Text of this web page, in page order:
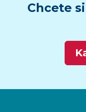
Chcete